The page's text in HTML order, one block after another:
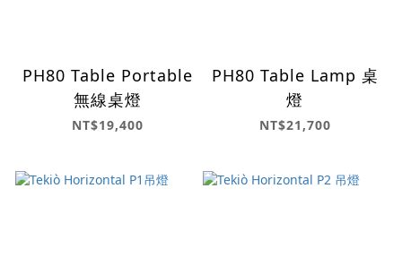
PH80 Table Portable
無線桌燈
NT$19,400
PH80 Table Lamp 桌
燈
NT$21,700